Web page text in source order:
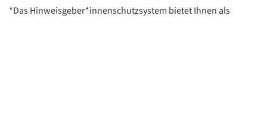
*Das Hinweisgeber*innenschutzsystem bietet Ihnen als